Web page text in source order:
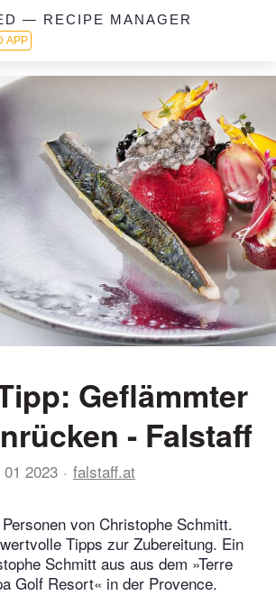
— RECIPE MANAGER
APP
Geflämmter
- Falstaff
2023 falstaff.at
von Christophe Schmitt.
Tipps zur Zubereitung. Ein
Schmitt aus aus dem »Terre
Golf Resort« in der Provence.